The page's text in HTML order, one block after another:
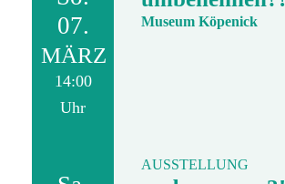
07.
MÄRZ
14:00
Uhr
Museum Köpenick
AUSSTELLUNG